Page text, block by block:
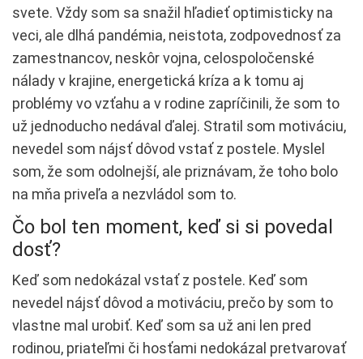
svete. Vždy som sa snažil hľadieť optimisticky na
veci, ale dlhá pandémia, neistota, zodpovednosť za
zamestnancov, neskôr vojna, celospoločenské
nálady v krajine, energetická kríza a k tomu aj
problémy vo vzťahu a v rodine zapríčinili, že som to
už jednoducho nedával ďalej. Stratil som motiváciu,
nevedel som nájsť dôvod vstať z postele. Myslel
som, že som odolnejší, ale priznávam, že toho bolo
na mňa priveľa a nezvládol som to.
Čo bol ten moment, keď si si povedal
dosť?
Keď som nedokázal vstať z postele. Keď som
nevedel nájsť dôvod a motiváciu, prečo by som to
vlastne mal urobiť. Keď som sa už ani len pred
rodinou, priateľmi či hosťami nedokázal pretvarovať